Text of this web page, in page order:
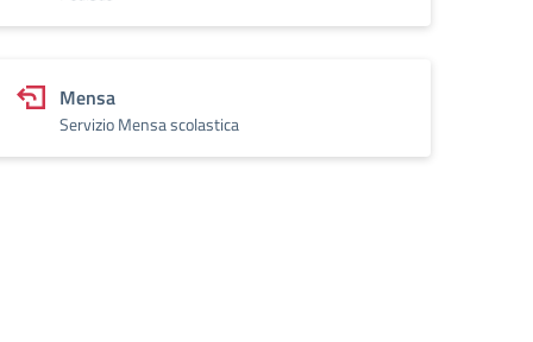
Mensa
Servizio Mensa scolastica